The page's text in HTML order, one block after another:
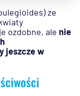
) ze
ozdobne, ale nie
jeszcze w